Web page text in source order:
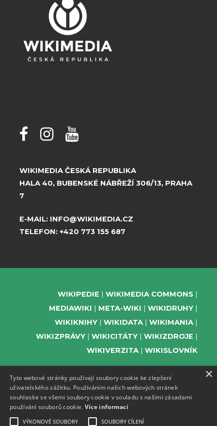
WIKIMEDIA ČESKÁ REPUBLIKA
HALA 40, BUBENSKÉ NÁBŘEŽÍ 306/13, PRAHA
7
E-MAIL: INFO@WIKIMEDIA.CZ
TELEFON: +420 773 155 687
WIKIPEDIE
WIKIMEDIA COMMONS
MEDIAWIKI
META-WIKI
WIKIDRUHY
WIKIKNIHY
WIKIDATA
WIKIMANIA
WIKIZPRÁVY
WIKICITÁTY
WIKIZDROJE
WIKIVERZITA
WIKISLOVNÍK
PODPOŘTE NÁS
ODEBÍREJTE NEWSLETTER
TELEGRAM UDÁLOSTÍ WMČR
×
Tyto webové stránky používají soubory cookie ke zlepšení
uživatelského zážitku. Používáním našich webových stránek
souhlasíte se všemi soubory cookie v souladu s našimi zásadami
používání souborů cookie. Více informací
VÝKONOVÉ SOUBORY SOUBORY CÍLENÍ